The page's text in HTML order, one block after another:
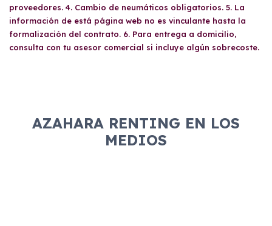
proveedores. 4. Cambio de neumáticos obligatorios. 5. La
información de está página web no es vinculante hasta la
formalización del contrato. 6. Para entrega a domicilio,
consulta con tu asesor comercial si incluye algún sobrecoste.
AZAHARA RENTING EN LOS
MEDIOS